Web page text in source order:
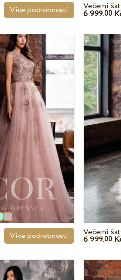
Více podrobností Večerní
6 999.00
Více podrobností Večerní
6 999.00